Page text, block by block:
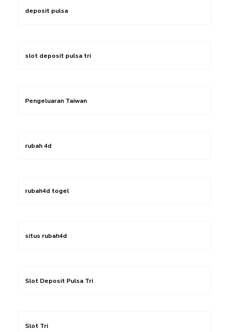
deposit pulsa
slot deposit pulsa tri
Pengeluaran Taiwan
rubah 4d
rubah4d togel
situs rubah4d
Slot Deposit Pulsa Tri
Slot Tri